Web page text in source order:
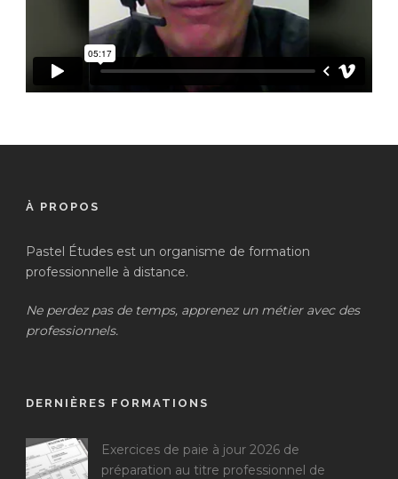
À PROPOS
Pastel Études est un organisme de formation
professionnelle à distance.
Ne perdez pas de temps, apprenez un métier avec des
professionnels.
DERNIÈRES FORMATIONS
Exercices de paie à jour 2026 de
préparation au titre professionnel de